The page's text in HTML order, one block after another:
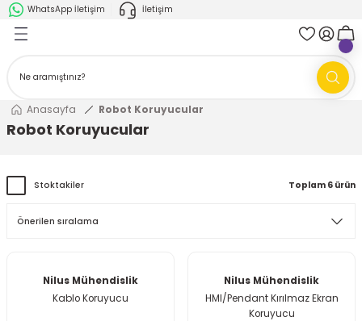
WhatsApp İletişim İletişim
Geri Dön
Endüstriyel Robotlar
Paletleme Robotları
Geri Dön
Anasayfa Robot Koruyucular
Robot Koruyucular
Stoktakiler Toplam 6 ürün
Nilus Mühendislik
Kablo Koruyucu
Nilus Mühendislik
HMI/Pendant Kırılmaz Ekran
Koruyucu